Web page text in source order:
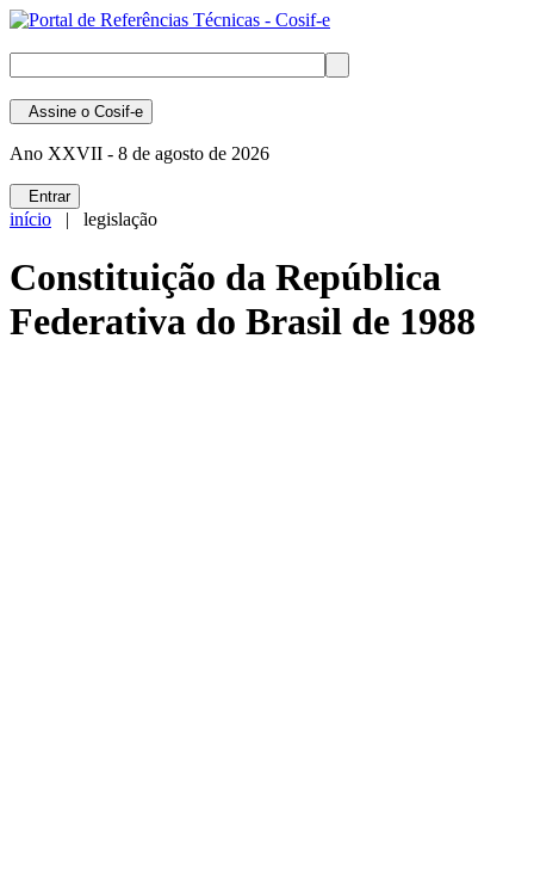
Assine o Cosif-e
Ano XXVII - 8 de agosto de 2026
Entrar
início | legislação
Constituição da República
Federativa do Brasil de 1988